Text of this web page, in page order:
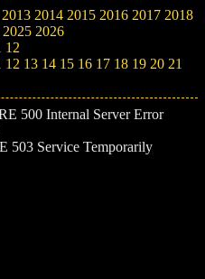
2013 2014 2015 2016 2017 2018
2025 2026
12
12 13 14 15 16 17 18 19 20 21
500 Internal Server Error
503 Service Temporarily